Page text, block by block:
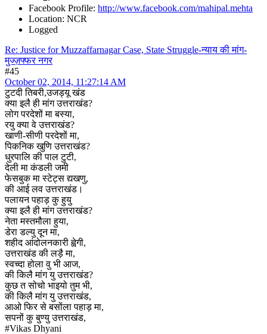
Facebook Profile: http://www.facebook.com/mahipal.mehta
Location: NCR
Logged
Re: Justice for Muzzaffarnagar Case, State Struggle-न्याय की मांग-
मुज्ज़फ्फर नगर
#45
October 02, 2014, 11:27:14 AM
टुटदी तिबरी,उजड्यू खंड
क्या इलै ही मांग उत्तराखंड?
लोग परदेशों मा बस्या,
रयु क्या वे उत्तराखंड?
खाणी-सीणी परदेशों मा,
पिकनिक खुणि उत्तराखंड?
धुरपालि की पाल टुटी,
देली मा कंडली जमी
फेसबुक मा स्टेट्स द्यखणु,
की आई लव उत्तराखंड।
पलायन पहाड़ कु हुयु
क्या इलै ही मांग उत्तराखंड?
नेता मस्तमौला हुया,
डेरा डल्यु दून मा,
शहीद आंदोलनकारी ह्वेगी,
उत्तराखंड की लड़ै मा,
स्वच्दा होला वु भी आज,
की किलै मांग यु उत्तराखंड?
कुछ त सोचो भाइयो तुम भी,
की किलै मांग यु उत्तराखंड,
आओ फिर से बसोंला पहाड़ मा,
सपनों कु बुण्यु उत्तराखंड,
‪#‎Vikas‬ Dhyani